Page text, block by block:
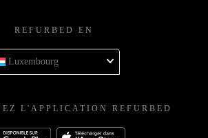
REFURBED EN
Luxembourg
L'APPLICATION REFURBED